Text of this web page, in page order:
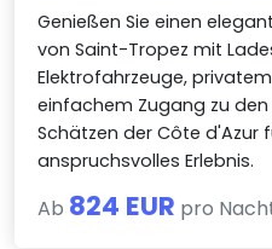
Genießen Sie einen
von Saint-Tropez mit
Elektrofahrzeuge,
einfachem Zugang zu
Schätzen der Côte d'Azur
anspruchsvolles Erlebnis.
Ab 824 EUR pro